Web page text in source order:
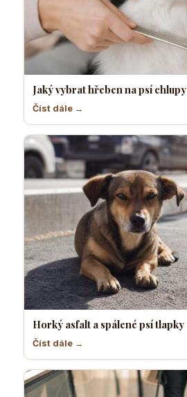
Jaký vybrat hřeben na psí chlupy
Číst dále →
Horký asfalt a spálené psí tlapky
Číst dále →